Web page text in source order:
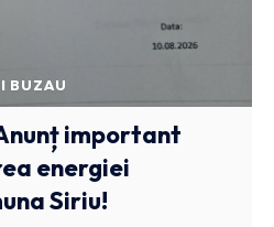
BUZAU
important
energiei
Siriu!